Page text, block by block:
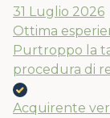
31 Luglio 2026
Ottima
Purtroppo la
procedura di
Acquirente